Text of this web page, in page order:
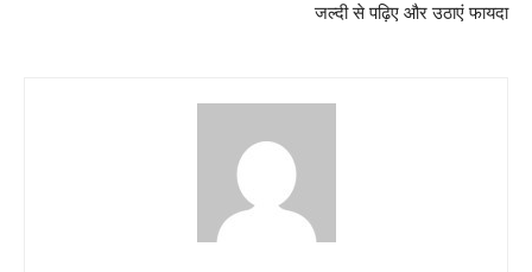
जल्दी से पढ़िए और उठाएं फायदा